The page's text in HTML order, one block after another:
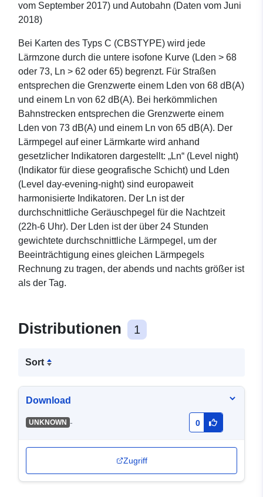
vom September 2017) und Autobahn (Daten vom Juni
2018)
Bei Karten des Typs C (CBSTYPE) wird jede
Lärmzone durch die untere isofone Kurve (Lden > 68
oder 73, Ln > 62 oder 65) begrenzt. Für Straßen
entsprechen die Grenzwerte einem Lden von 68 dB(A)
und einem Ln von 62 dB(A). Bei herkömmlichen
Bahnstrecken entsprechen die Grenzwerte einem
Lden von 73 dB(A) und einem Ln von 65 dB(A). Der
Lärmpegel auf einer Lärmkarte wird anhand
gesetzlicher Indikatoren dargestellt: „Ln“ (Level night)
(Indikator für diese geografische Schicht) und Lden
(Level day-evening-night) sind europaweit
harmonisierte Indikatoren. Der Ln ist der
durchschnittliche Geräuschpegel für die Nachtzeit
(22h-6 Uhr). Der Lden ist der über 24 Stunden
gewichtete durchschnittliche Lärmpegel, um der
Beeinträchtigung eines gleichen Lärmpegels
Rechnung zu tragen, der abends und nachts größer ist
als der Tag.
Distributionen 1
Sort
Download
UNKNOWN - 0
Zugriff